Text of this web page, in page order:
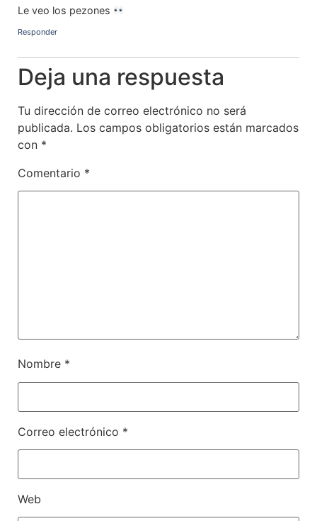
Le veo los pezones
Responder
Deja una respuesta
Tu dirección de correo electrónico no será
publicada. Los campos obligatorios están marcados
con *
Comentario *
Nombre *
Correo electrónico *
Web